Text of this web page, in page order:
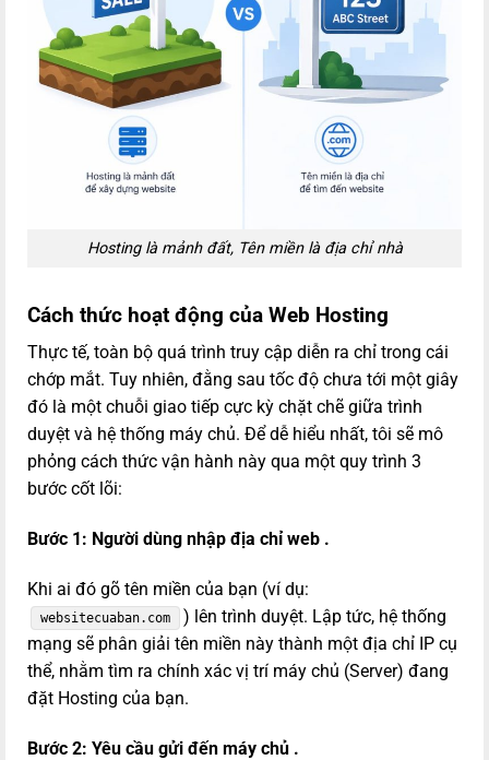
Hosting là mảnh đất, Tên miền là địa chỉ nhà
Cách thức hoạt động của Web Hosting
Thực tế, toàn bộ quá trình truy cập diễn ra chỉ trong cái
chớp mắt. Tuy nhiên, đằng sau tốc độ chưa tới một giây
đó là một chuỗi giao tiếp cực kỳ chặt chẽ giữa trình
duyệt và hệ thống máy chủ. Để dễ hiểu nhất, tôi sẽ mô
phỏng cách thức vận hành này qua một quy trình 3
bước cốt lõi:
Bước 1: Người dùng nhập địa chỉ web .
Khi ai đó gõ tên miền của bạn (ví dụ:
websitecuaban.com
) lên trình duyệt. Lập tức, hệ thống
mạng sẽ phân giải tên miền này thành một địa chỉ IP cụ
thể, nhằm tìm ra chính xác vị trí máy chủ (Server) đang
đặt Hosting của bạn.
Bước 2: Yêu cầu gửi đến máy chủ .